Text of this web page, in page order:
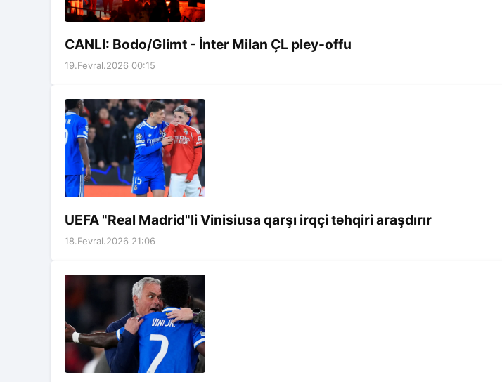
CANLI: Bodo/Glimt - İnter Milan ÇL pley-offu
19.Fevral.2026 00:15
UEFA "Real Madrid"li Vinisiusa qarşı irqçi təhqiri araşdırır
18.Fevral.2026 21:06